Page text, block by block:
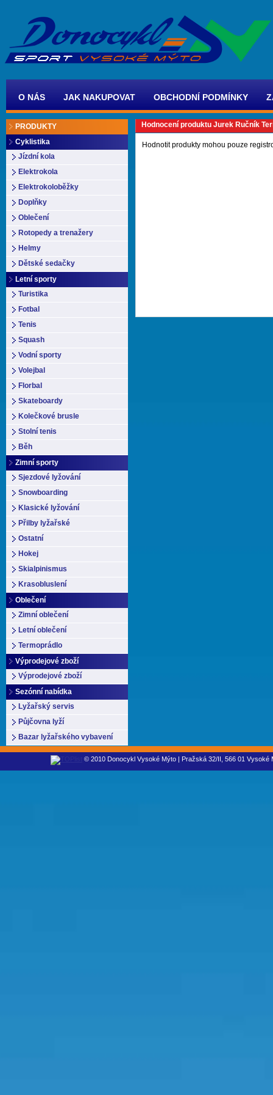
O NÁS JAK NAKUPOVAT OBCHODNÍ PODMÍNKY
PRODUKTY
Cyklistika
Jízdní kola
Elektrokola
Elektrokoloběžky
Doplňky
Oblečení
Rotopedy a trenažery
Helmy
Dětské sedačky
Letní sporty
Turistika
Fotbal
Tenis
Squash
Vodní sporty
Volejbal
Florbal
Skateboardy
Kolečkové brusle
Stolní tenis
Běh
Zimní sporty
Sjezdové lyžování
Snowboarding
Klasické lyžování
Přilby lyžařské
Ostatní
Hokej
Skialpinismus
Krasobluslení
Oblečení
Zimní oblečení
Letní oblečení
Termoprádlo
Výprodejové zboží
Výprodejové zboží
Sezónní nabídka
Lyžařský servis
Půjčovna lyží
Bazar lyžařského vybavení
Hodnocení produktu Jurek Ručník
Hodnotit produkty mohou pouze
© 2010 Donocykl Vysoké Mýto | Pražská 32/II, 566 01 Vysoké